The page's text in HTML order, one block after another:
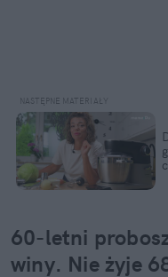
60-letni
winy. Nie żyje